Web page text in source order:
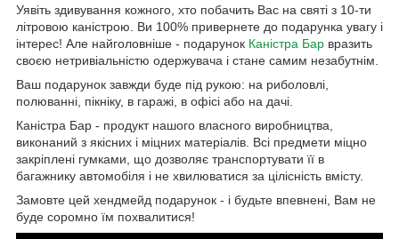
Уявіть здивування кожного, хто побачить Вас на святі з 10-ти
літровою каністрою. Ви 100% привернете до подарунка увагу і
інтерес! Але найголовніше - подарунок Каністра Бар вразить
своєю нетривіальністю одержувача і стане самим незабутнім.
Ваш подарунок завжди буде під рукою: на риболовлі,
полюванні, пікніку, в гаражі, в офісі або на дачі.
Каністра Бар - продукт нашого власного виробництва,
виконаний з якісних і міцних матеріалів. Всі предмети міцно
закріплені гумками, що дозволяє транспортувати її в
багажнику автомобіля і не хвилюватися за цілісність вмісту.
Замовте цей хендмейд подарунок - і будьте впевнені, Вам не
буде соромно їм похвалитися!